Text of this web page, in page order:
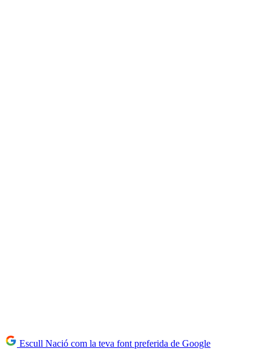
Escull Nació com la teva font preferida de Google